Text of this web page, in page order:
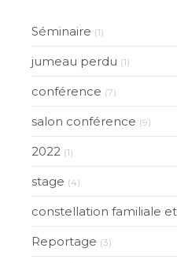
Séminaire (1)
jumeau perdu (1)
conférence (7)
salon conférence (9)
2022 (1)
stage (4)
constellation familiale
Reportage (3)